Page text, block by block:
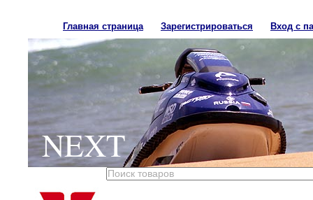
Главная страница Зарегистрироваться Вход с
NEXT